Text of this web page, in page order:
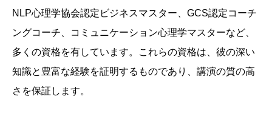
NLP心理学協会認定ビジネスマスター、GCS認定コーチ
ングコーチ、コミュニケーション心理学マスターなど、
多くの資格を有しています。これらの資格は、彼の深い
知識と豊富な経験を証明するものであり、講演の質の高
さを保証します。